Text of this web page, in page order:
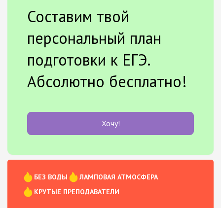
Составим твой
персональный план
подготовки к ЕГЭ.
Абсолютно бесплатно!
Хочу!
БЕЗ ВОДЫ
ЛАМПОВАЯ АТМОСФЕРА
КРУТЫЕ ПРЕПОДАВАТЕЛИ